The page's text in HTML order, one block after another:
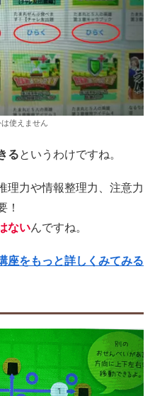
使えません
るというわけですね。
理力や情報整理力、注意力
！
ないんですね。
座をもっと詳しくみてみる